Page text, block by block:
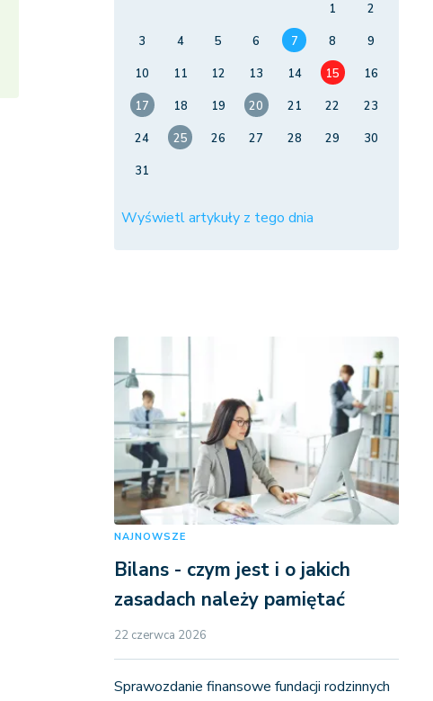
1
2
3
4 5 6 7 8
9
10
11 12 13 14 15
16
17
18 19 20 21 22
23
24
25 26 27 28 29
30
31
Wyświetl artykuły z tego dnia
NAJNOWSZE
Bilans - czym jest i o jakich
zasadach należy pamiętać
22 czerwca 2026
Sprawozdanie finansowe fundacji rodzinnych